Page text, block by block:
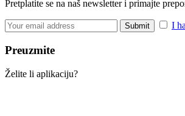
Pretplatite se na naš newsletter i primajte
I
Preuzmite
Želite li aplikaciju?